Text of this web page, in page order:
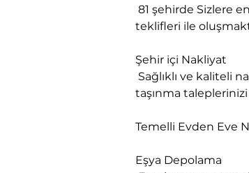
teklifleri ile
Şehir içi Nakliyat
taşınma
Temelli Evden Eve
Eşya Depolama